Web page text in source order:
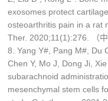
exosomes protect
osteoarthritis pain in a rat
Ther. 2020;11(1):276. （
8. Yang Y#, Pang M#, Du
Chen Y, Mo J, Dong Ji,
subarachnoid
mesenchymal stem cells